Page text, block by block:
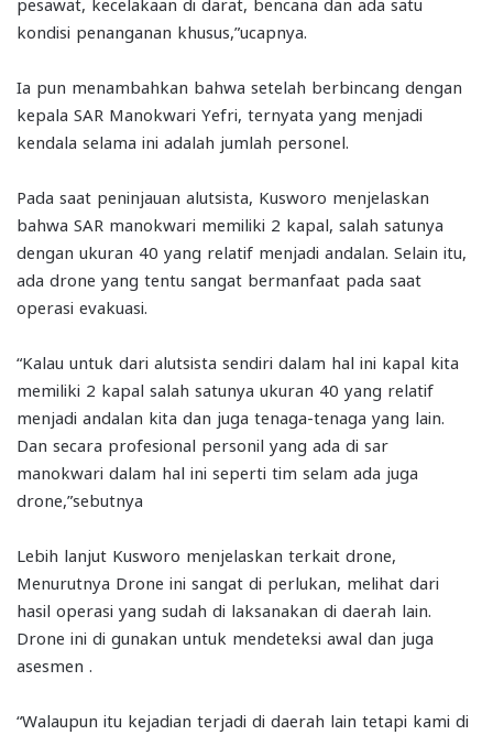
kondisi penanganan khusus,”ucapnya.
Ia pun menambahkan bahwa setelah berbincang dengan
kepala SAR Manokwari Yefri, ternyata yang menjadi
kendala selama ini adalah jumlah personel.
Pada saat peninjauan alutsista, Kusworo menjelaskan
bahwa SAR manokwari memiliki 2 kapal, salah satunya
dengan ukuran 40 yang relatif menjadi andalan. Selain itu,
ada drone yang tentu sangat bermanfaat pada saat
operasi evakuasi.
“Kalau untuk dari alutsista sendiri dalam hal ini kapal kita
memiliki 2 kapal salah satunya ukuran 40 yang relatif
menjadi andalan kita dan juga tenaga-tenaga yang lain.
Dan secara profesional personil yang ada di sar
manokwari dalam hal ini seperti tim selam ada juga
drone,”sebutnya
Lebih lanjut Kusworo menjelaskan terkait drone,
Menurutnya Drone ini sangat di perlukan, melihat dari
hasil operasi yang sudah di laksanakan di daerah lain.
Drone ini di gunakan untuk mendeteksi awal dan juga
asesmen .
“Walaupun itu kejadian terjadi di daerah lain tetapi kami di